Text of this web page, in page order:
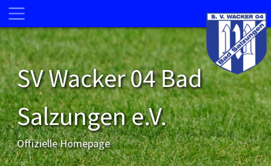
SV Wacker 04 Bad
Salzungen e.V.
Offizielle Homepage